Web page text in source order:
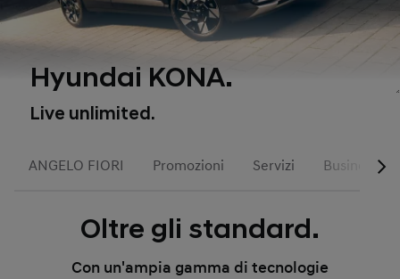
Hyundai KONA.
Live unlimited.
ANGELO FIORI Promozioni Servizi Business
Oltre gli standard.
Con un'ampia gamma di tecnologie